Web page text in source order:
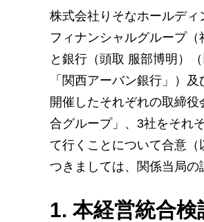
株式会社りそなホールデ
フィナンシャルグループ
と銀行（頭取 服部博明）
「関西アーバン銀行」）
開催したそれぞれの取締
合グループ」、3社をそれ
て行くことについて合意
つきましては、関係当局の
1. 本経営統合